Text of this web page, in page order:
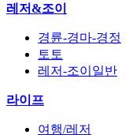
레저&조이
경륜-경마-경정
토토
레저-조이일반
라이프
여행/레저